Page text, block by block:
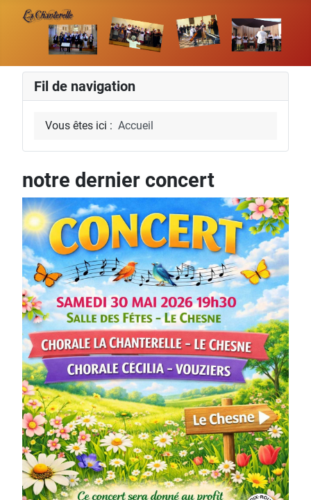
Fil de navigation
Vous êtes ici : Accueil
notre dernier concert